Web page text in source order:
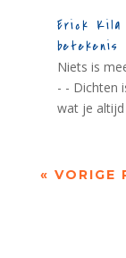
Erick Kila
betekenis
Niets is
- - Dichten
wat je altijd
« VORIGE